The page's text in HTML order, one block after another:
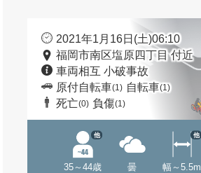
2021年1月16日(土)06:10
福岡市南区塩原四丁目 付近
車両相互 小破事故
原付自転車(1) 自転車(1)
死亡(0) 負傷(1)
35～44歳
他
曇 幅～5.5m
他